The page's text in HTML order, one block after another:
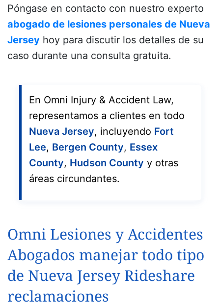
Póngase en contacto con nuestro experto
abogado de lesiones personales de Nueva
Jersey hoy para discutir los detalles de su
caso durante una consulta gratuita.
En Omni Injury & Accident Law,
representamos a clientes en todo
Nueva Jersey, incluyendo Fort
Lee, Bergen County, Essex
County, Hudson County y otras
áreas circundantes.
Omni Lesiones y Accidentes
Abogados manejar todo tipo
de Nueva Jersey Rideshare
reclamaciones